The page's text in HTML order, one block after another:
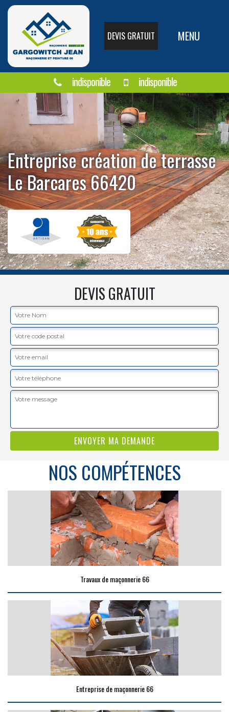
DEVIS GRATUIT MENU
indisponible indisponible
Entreprise création de terrasse
Le Barcares 66420
DEVIS GRATUIT
NOS COMPÉTENCES
Travaux de maçonnerie 66
Entreprise de maçonnerie 66